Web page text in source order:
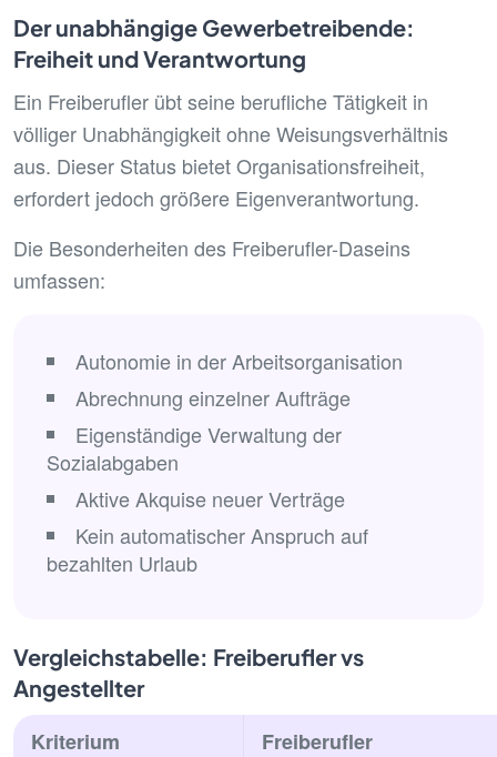
Der unabhängige Gewerbetreibende:
Freiheit und Verantwortung
Ein Freiberufler übt seine berufliche Tätigkeit in
völliger Unabhängigkeit ohne Weisungsverhältnis
aus. Dieser Status bietet Organisationsfreiheit,
erfordert jedoch größere Eigenverantwortung.
Die Besonderheiten des Freiberufler-Daseins
umfassen:
Autonomie in der Arbeitsorganisation
Abrechnung einzelner Aufträge
Eigenständige Verwaltung der
Sozialabgaben
Aktive Akquise neuer Verträge
Kein automatischer Anspruch auf
bezahlten Urlaub
Vergleichstabelle: Freiberufler vs
Angestellter
Kriterium
Freiberufler